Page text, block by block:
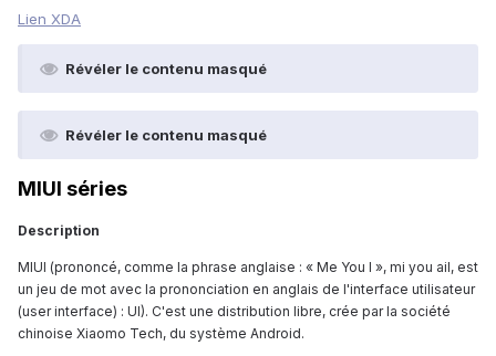
Lien XDA
Révéler le contenu masqué
Révéler le contenu masqué
MIUI séries
Description
MIUI (prononcé, comme la phrase anglaise : « Me You I », mi you ail, est
un jeu de mot avec la prononciation en anglais de l'interface utilisateur
(user interface) : UI). C'est une distribution libre, crée par la société
chinoise Xiaomo Tech, du système Android.